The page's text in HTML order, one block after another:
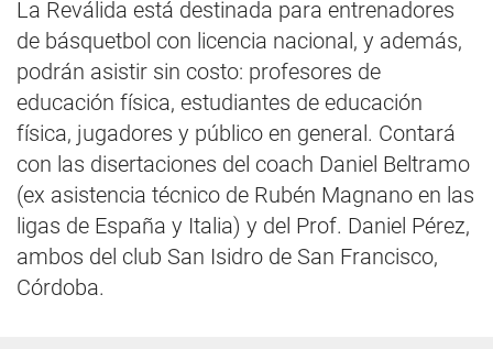
La Reválida está destinada para entrenadores
de básquetbol con licencia nacional, y además,
podrán asistir sin costo: profesores de
educación física, estudiantes de educación
física, jugadores y público en general. Contará
con las disertaciones del coach Daniel Beltramo
(ex asistencia técnico de Rubén Magnano en las
ligas de España y Italia) y del Prof. Daniel Pérez,
ambos del club San Isidro de San Francisco,
Córdoba.